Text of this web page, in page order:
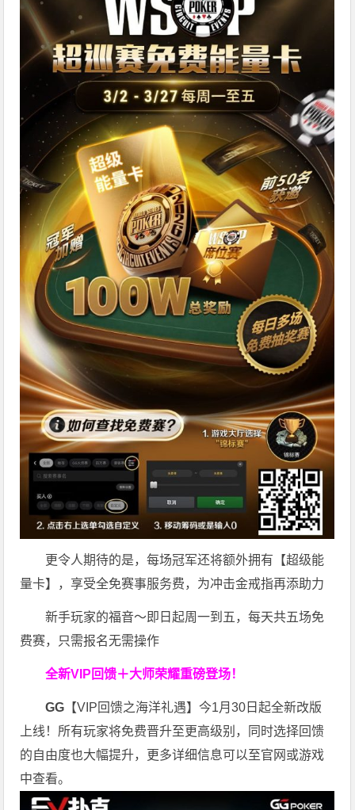
更令人期待的是，每场冠军还将额外拥有【超级能
量卡】，享受全免赛事服务费，为冲击金戒指再添助力
新手玩家的福音～即日起周一到五，每天共五场免
费赛，只需报名无需操作
全新VIP回馈＋大师荣耀重磅登场！
GG 【VIP回馈之海洋礼遇】今1月30日起全新改版
上线！所有玩家将免费晋升至更高级别，同时选择回馈
的自由度也大幅提升，更多详细信息可以至官网或游戏
中查看。